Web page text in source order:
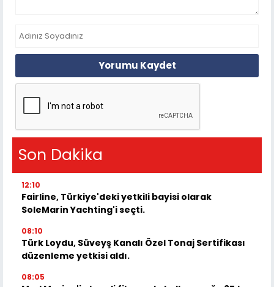
Yorumu Kaydet
Son Dakika
12:10
Fairline, Türkiye'deki yetkili bayisi olarak
SoleMarin Yachting'i seçti.
08:10
Türk Loydu, Süveyş Kanalı Özel Tonaj Sertifikası
düzenleme yetkisi aldı.
08:05